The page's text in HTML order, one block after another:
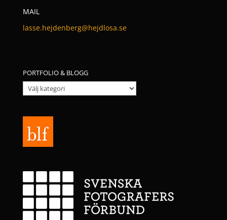
MAIL
lasse.hejdenberg@hejdlosa.se
PORTFOLIO & BLOGG
Portfolio
&